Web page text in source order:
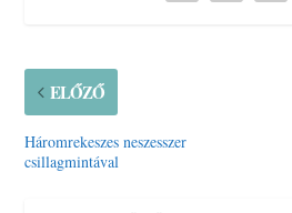
ELŐZŐ
Háromrekeszes neszesszer
csillagmintával